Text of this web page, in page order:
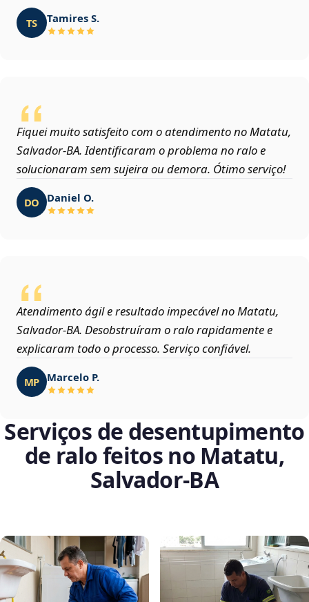
TS Tamires S.
Fiquei muito satisfeito com o atendimento no Matatu,
Salvador‑BA. Identificaram o problema no ralo e
solucionaram sem sujeira ou demora. Ótimo serviço!
DO Daniel O.
Atendimento ágil e resultado impecável no Matatu,
Salvador‑BA. Desobstruíram o ralo rapidamente e
explicaram todo o processo. Serviço confiável.
MP Marcelo P.
Serviços de desentupimento
de ralo feitos no Matatu,
Salvador‑BA